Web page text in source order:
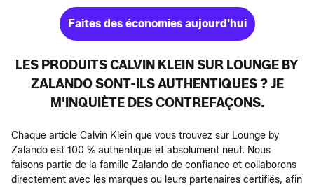
Faites des économies aujourd'hui
LES PRODUITS CALVIN KLEIN SUR LOUNGE BY
ZALANDO SONT-ILS AUTHENTIQUES ? JE
M'INQUIÈTE DES CONTREFAÇONS.
Chaque article Calvin Klein que vous trouvez sur Lounge by
Zalando est 100 % authentique et absolument neuf. Nous
faisons partie de la famille Zalando de confiance et collaborons
directement avec les marques ou leurs partenaires certifiés, afin